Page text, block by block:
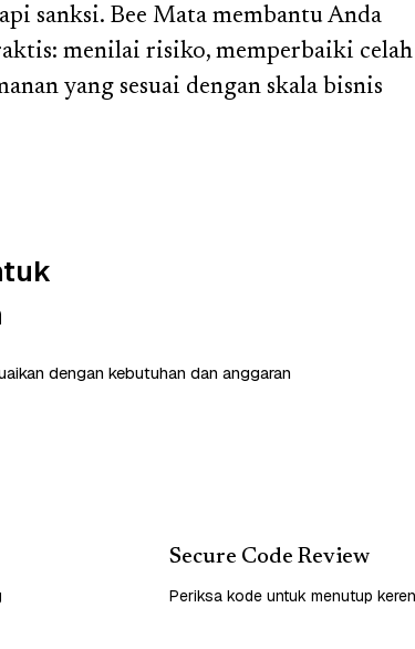
sanksi. Bee Mata membantu Anda
menilai risiko, memperbaiki celah
yang sesuai dengan skala bisnis
dengan kebutuhan dan anggaran
Secure Code Review
Periksa kode untuk menutup